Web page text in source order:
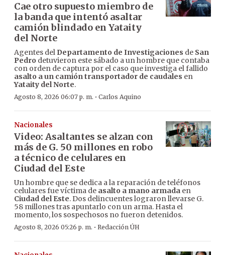
Cae otro supuesto miembro de
la banda que intentó asaltar
camión blindado en Yataity
del Norte
Agentes del Departamento de Investigaciones de San
Pedro detuvieron este sábado a un hombre que contaba
con orden de captura por el caso que investiga el fallido
asalto a un camión transportador de caudales en
Yataity del Norte.
Agosto 8, 2026 06:07 p. m. · Carlos Aquino
Nacionales
Video: Asaltantes se alzan con
más de G. 50 millones en robo
a técnico de celulares en
Ciudad del Este
Un hombre que se dedica a la reparación de teléfonos
celulares fue víctima de asalto a mano armada en
Ciudad del Este. Dos delincuentes lograron llevarse G.
58 millones tras apuntarlo con un arma. Hasta el
momento, los sospechosos no fueron detenidos.
Agosto 8, 2026 05:26 p. m. · Redacción ÚH